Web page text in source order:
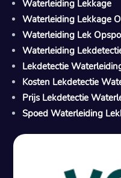
Waterleiding Lekkage
Waterleiding Lekkage
Waterleiding Lek
Waterleiding
Lekdetectie
Kosten Lekdetectie
Prijs Lekdetectie
Spoed Waterleiding